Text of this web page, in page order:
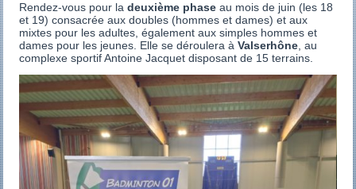
Rendez-vous pour ladeuxième phase au mois de juin (les 18
et 19) consacrée aux doubles (hommes et dames) et aux
mixtes pour les adultes, également aux simples hommes et
dames pour les jeunes. Elle se déroulera àValserhône , au
complexe sportif Antoine Jacquet disposant de 15 terrains.